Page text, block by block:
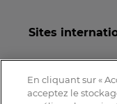
Sites
En cliquant sur «
acceptez le